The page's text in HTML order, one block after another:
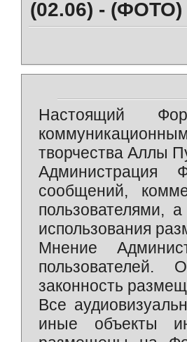
(02.06) - (ФОТО)
Настоящий
творчества Аллы
Администрация
сообщений,
пользователями,
использования
Мнение
пользователей.
законность
Все
иные объекты